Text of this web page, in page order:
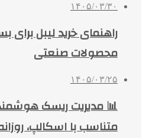
۱۴۰۵/۰۳/۳۰
راهنمای خرید لیبل برای
محصولات صنعتی
۱۴۰۵/۰۳/۲۵
📊 مدیریت ریسک
متناسب با اسکالپ،